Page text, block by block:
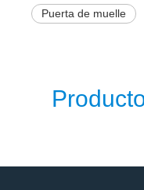
Puerta de muelle